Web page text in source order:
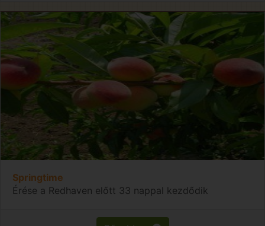
Springtime
Érése a Redhaven előtt 33 nappal kezdődik